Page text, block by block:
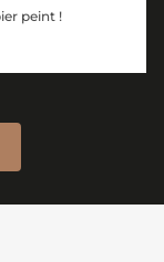
peint !